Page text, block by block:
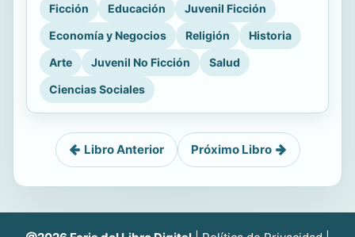
Ficción Educación
Juvenil Ficción
Economía y Negocios
Religión
Historia
Arte
Juvenil No Ficción
Salud
Ciencias Sociales
Libro Anterior Próximo Libro